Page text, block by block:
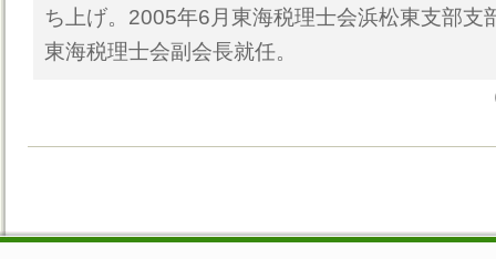
ち上げ。2005年6月東海税理士会浜松東支部支
東海税理士会副会長就任。